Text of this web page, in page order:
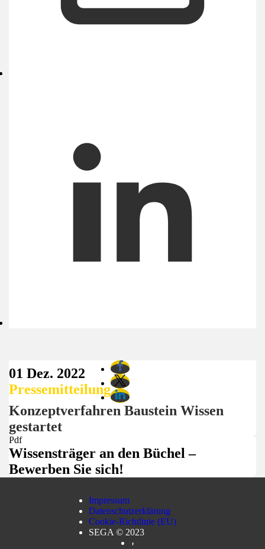
01 Dez. 2022
Pressemitteilung
Konzeptverfahren Baustein Wissen
gestartet
Pdf
Wissensträger an den Büchel –
Bewerben Sie sich!
Impressum
Datenschutzerklärung
Cookie-Richtlinie (EU)
SEGA © 2023